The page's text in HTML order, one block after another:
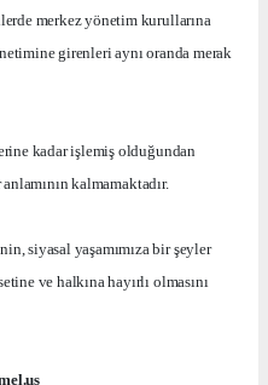
merkez yönetim kurullarına
girenleri aynı oranda merak
kadar işlemiş olduğundan
kalmamaktadır.
siyasal yaşamımıza bir şeyler
ve halkına hayırlı olmasını